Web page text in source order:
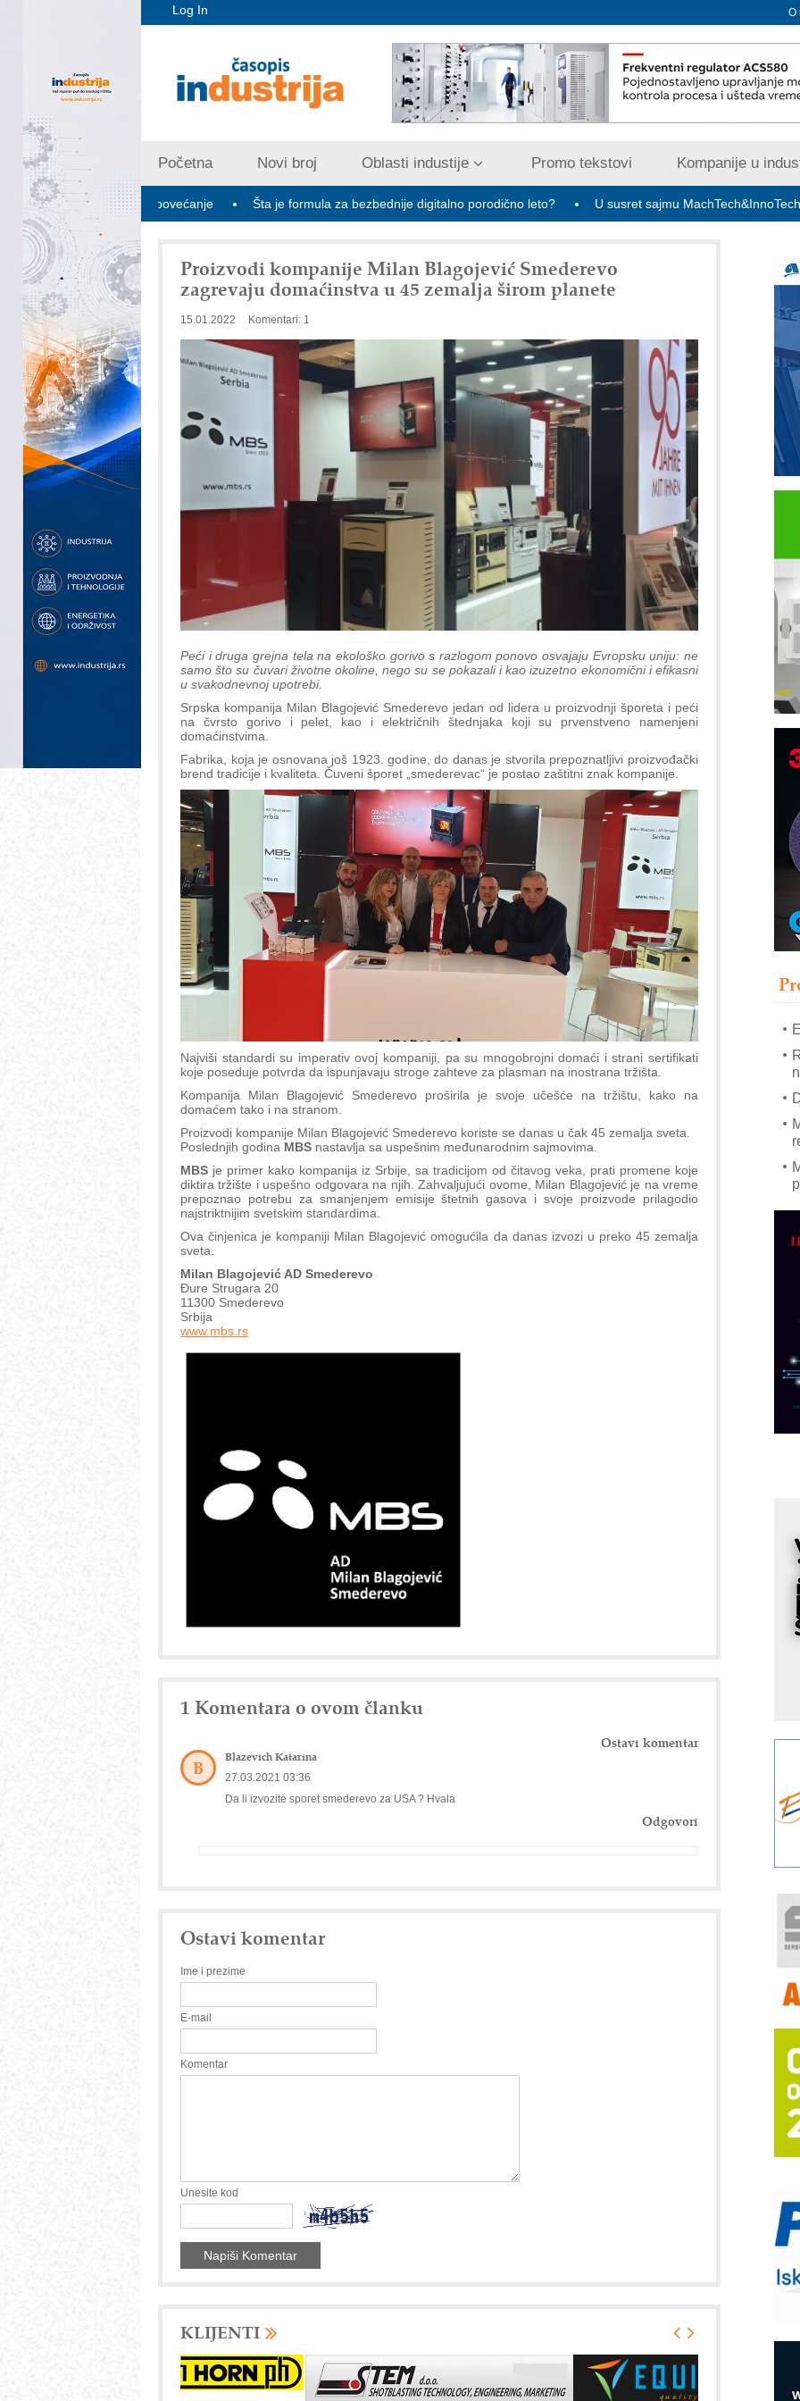
Log In O
Početna Novi broj Oblasti industije Promo tekstovi Kompanije u
traže veće povećanje Šta je formula za bezbednije digitalno porodično leto? U susret sajmu MachTech&InnoTech: ulaznice
Proizvodi kompanije Milan Blagojević Smederevo
zagrevaju domaćinstva u 45 zemalja širom planete
15.01.2022 Komentari: 1
Peći i druga grejna tela na ekološko gorivo s razlogom ponovo osvajaju Evropsku uniju: ne
samo što su čuvari životne okoline, nego su se pokazali i kao izuzetno ekonomični i efikasni
u svakodnevnoj upotrebi.
Srpska kompanija Milan Blagojević Smederevo jedan od lidera u proizvodnji šporeta i peći
na čvrsto gorivo i pelet, kao i električnih štednjaka koji su prvenstveno namenjeni
domaćinstvima.
Fabrika, koja je osnovana još 1923. godine, do danas je stvorila prepoznatljivi proizvođački
brend tradicije i kvaliteta. Čuveni šporet „smederevac“ je postao zaštitni znak kompanije.
Najviši standardi su imperativ ovoj kompaniji, pa su mnogobrojni domaći i strani sertifikati
koje poseduje potvrda da ispunjavaju stroge zahteve za plasman na inostrana tržišta.
Kompanija Milan Blagojević Smederevo proširila je svoje učešće na tržištu, kako na
domaćem tako i na stranom.
Proizvodi kompanije Milan Blagojević Smederevo koriste se danas u čak 45 zemalja sveta.
Poslednjih godina MBS nastavlja sa uspešnim međunarodnim sajmovima.
MBS je primer kako kompanija iz Srbije, sa tradicijom od čitavog veka, prati promene koje
diktira tržište i uspešno odgovara na njih. Zahvaljujući ovome, Milan Blagojević je na vreme
prepoznao potrebu za smanjenjem emisije štetnih gasova i svoje proizvode prilagodio
najstriktnijim svetskim standardima.
Ova činjenica je kompaniji Milan Blagojević omogućila da danas izvozi u preko 45 zemalja
sveta.
Milan Blagojević AD Smederevo
Đure Strugara 20
11300 Smederevo
Srbija
www.mbs.rs
1 Komentara o ovom članku
Ostavi komentar
B Blazevich Katarina
27.03.2021 03:36
Da li izvozite sporet smederevo za USA ? Hvala
Odgovori
Ostavi komentar
Ime i prezime
E-mail
Komentar
Unesite kod
KLIJENTI